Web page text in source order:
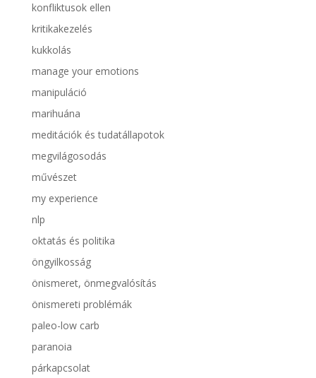
konfliktusok ellen
kritikakezelés
kukkolás
manage your emotions
manipuláció
marihuána
meditációk és tudatállapotok
megvilágosodás
művészet
my experience
nlp
oktatás és politika
öngyilkosság
önismeret, önmegvalósítás
önismereti problémák
paleo-low carb
paranoia
párkapcsolat